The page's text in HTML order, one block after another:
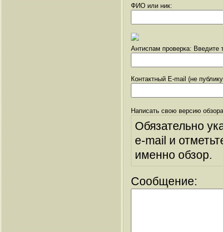
ФИО или ник:
Антиспам проверка: Введите
Контактный E-mail (не
Написать свою версию
Обязательно
e-mail и
именно обзор.
Сообщение: